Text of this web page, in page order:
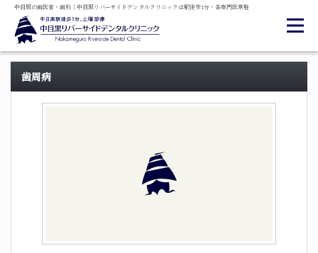
中目黒の歯医者・ 歯科 ｜ 中目黒リバーサイドデンタルクリニックは駅徒歩1分・ 各専門医常駐
歯周病